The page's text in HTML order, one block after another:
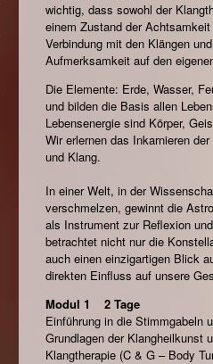
wichtig, dass sowohl der
einem Zustand der
Verbindung mit den Klängen
Aufmerksamkeit auf den
Die Elemente: Erde, Wasser,
und bilden die Basis allen
Lebensenergie sind Körper,
Wir erlernen das Inkarnieren
und Klang.
In einer Welt, in der
verschmelzen, gewinnt die
als Instrument zur Reflexion
betrachtet nicht nur die
auch einen einzigartigen Blick
direkten Einfluss auf unsere
Modul 1 2 Tage
Einführung in die Stimmgabeln
Grundlagen der Klangheilkunst
Klangtherapie (C & G – Body